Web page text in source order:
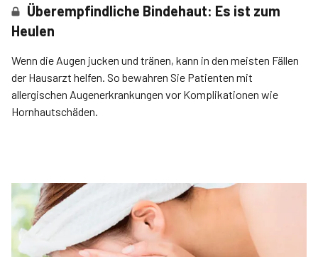
Überempfindliche Bindehaut: Es ist zum
Heulen
Wenn die Augen jucken und tränen, kann in den meisten Fällen
der Hausarzt helfen. So bewahren Sie Patienten mit
allergischen Augenerkrankungen vor Komplikationen wie
Hornhautschäden.